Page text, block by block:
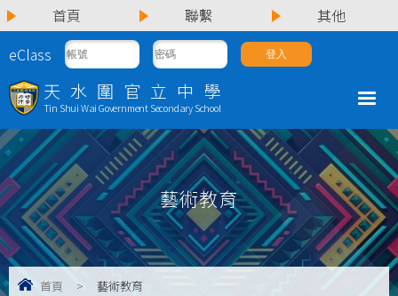
天水圍官立中學
Tin Shui Wai Government Secondary School
首頁 聯繫
其他
eClass
藝術教育
首頁 > 藝術教育